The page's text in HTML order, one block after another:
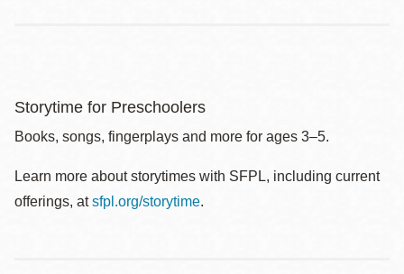
Storytime for Preschoolers
Books, songs, fingerplays and more for ages 3–5.
Learn more about storytimes with SFPL, including current
offerings, atsfpl.org/storytime.